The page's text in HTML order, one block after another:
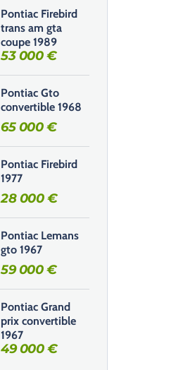
Pontiac Firebird
trans am gta
coupe 1989
53 000€
Pontiac Gto
convertible 1968
65 000€
Pontiac Firebird
1977
28 000€
Pontiac Lemans
gto 1967
59 000€
Pontiac Grand
prix convertible
1967
49 000€